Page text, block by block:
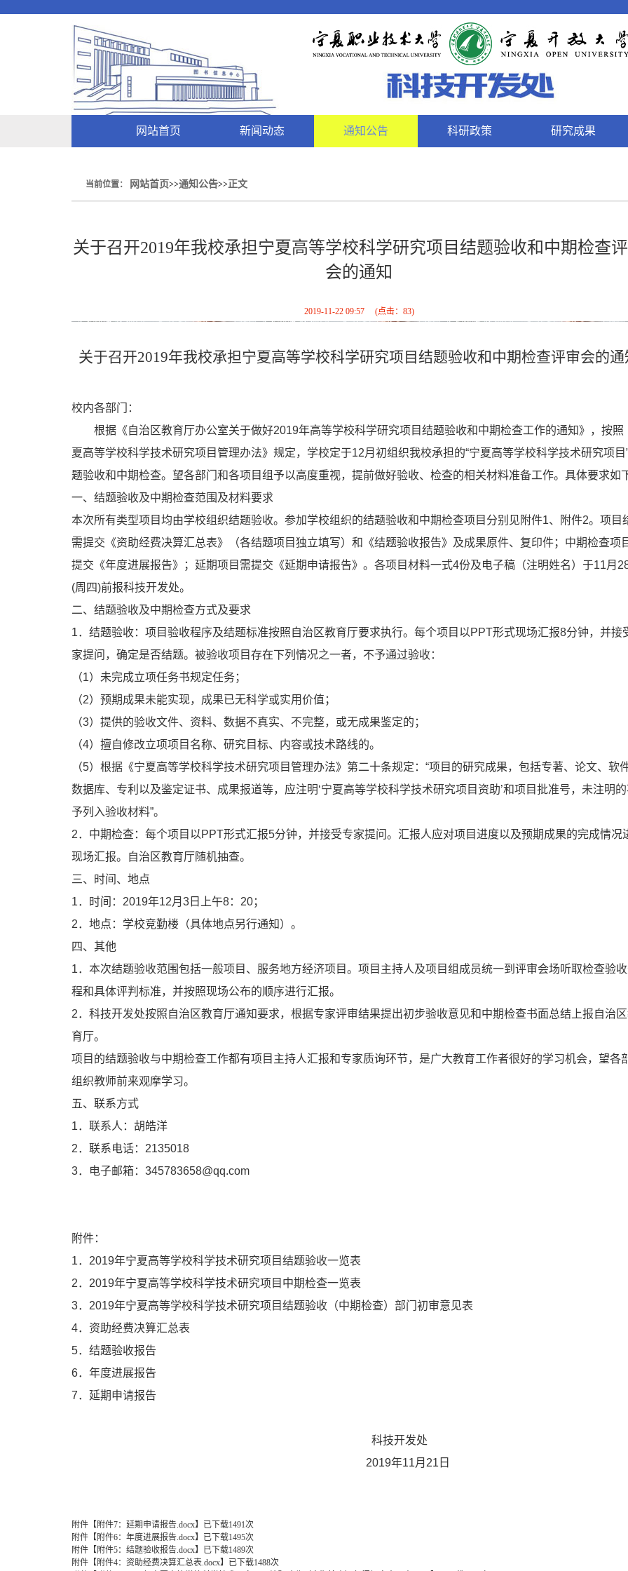
网站首页 新闻动态 通知公告 科研政策 研究成果
当前位置： 网站首页>>通知公告>>正文
关于召开2019年我校承担宁夏高等学校科学研究项目结题验收和中期检查
会的通知
2019-11-22 09:57 (点击： 83)
关于召开2019年我校承担宁夏高等学校科学研究项目结题验收和中期检查评审会的通
校内各部门：
根据《自治区教育厅办公室关于做好2019年高等学校科学研究项目结题验收和中期检查工作的通知》，按照
夏高等学校科学技术研究项目管理办法》规定，学校定于12月初组织我校承担的“宁夏高等学校科学技术研究项目
题验收和中期检查。望各部门和各项目组予以高度重视，提前做好验收、检查的相关材料准备工作。具体要求如
一、结题验收及中期检查范围及材料要求
本次所有类型项目均由学校组织结题验收。参加学校组织的结题验收和中期检查项目分别见附件1、附件2。项目
需提交《资助经费决算汇总表》（各结题项目独立填写）和《结题验收报告》及成果原件、复印件；中期检查项
提交《年度进展报告》；延期项目需提交《延期申请报告》。各项目材料一式4份及电子稿（注明姓名）于11月
(周四)前报科技开发处。
二、结题验收及中期检查方式及要求
1．结题验收：项目验收程序及结题标准按照自治区教育厅要求执行。每个项目以PPT形式现场汇报8分钟，并接
家提问，确定是否结题。被验收项目存在下列情况之一者，不予通过验收：
（1）未完成立项任务书规定任务；
（2）预期成果未能实现，成果已无科学或实用价值；
（3）提供的验收文件、资料、数据不真实、不完整，或无成果鉴定的；
（4）擅自修改立项项目名称、研究目标、内容或技术路线的。
（5）根据《宁夏高等学校科学技术研究项目管理办法》第二十条规定：“项目的研究成果，包括专著、论文、软件
数据库、专利以及鉴定证书、成果报道等，应注明‘宁夏高等学校科学技术研究项目资助’和项目批准号，未注明
予列入验收材料”。
2．中期检查：每个项目以PPT形式汇报5分钟，并接受专家提问。汇报人应对项目进度以及预期成果的完成情况
现场汇报。自治区教育厅随机抽查。
三、时间、地点
1．时间：2019年12月3日上午8：20；
2．地点：学校竞勤楼（具体地点另行通知）。
四、其他
1．本次结题验收范围包括一般项目、服务地方经济项目。项目主持人及项目组成员统一到评审会场听取检查验
程和具体评判标准，并按照现场公布的顺序进行汇报。
2．科技开发处按照自治区教育厅通知要求，根据专家评审结果提出初步验收意见和中期检查书面总结上报自治
育厅。
项目的结题验收与中期检查工作都有项目主持人汇报和专家质询环节，是广大教育工作者很好的学习机会，望各
组织教师前来观摩学习。
五、联系方式
1．联系人：胡皓洋
2．联系电话：2135018
3．电子邮箱：345783658@qq.com
附件：
1．2019年宁夏高等学校科学技术研究项目结题验收一览表
2．2019年宁夏高等学校科学技术研究项目中期检查一览表
3．2019年宁夏高等学校科学技术研究项目结题验收（中期检查）部门初审意见表
4．资助经费决算汇总表
5．结题验收报告
6．年度进展报告
7．延期申请报告
科技开发处
2019年11月21日
附件【 附件7：延期申请报告.docx】 已下载1491次
附件【 附件6：年度进展报告.docx】 已下载1495次
附件【 附件5：结题验收报告.docx】 已下载1489次
附件【 附件4：资助经费决算汇总表.docx】 已下载1488次